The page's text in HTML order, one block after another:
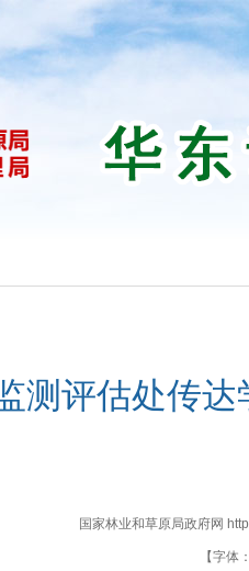
测评估处传
国家林业和草原局政府网
【字体